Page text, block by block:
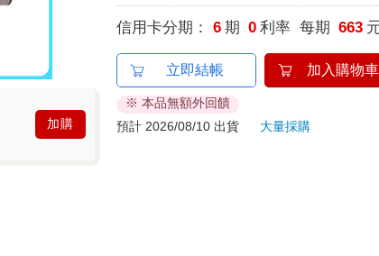
加購
信用卡分期： 6 期 0 利率 每期 663
立即結帳 加入購物車
※ 本品無額外回饋
預計 2026/08/10 出貨
大量採購